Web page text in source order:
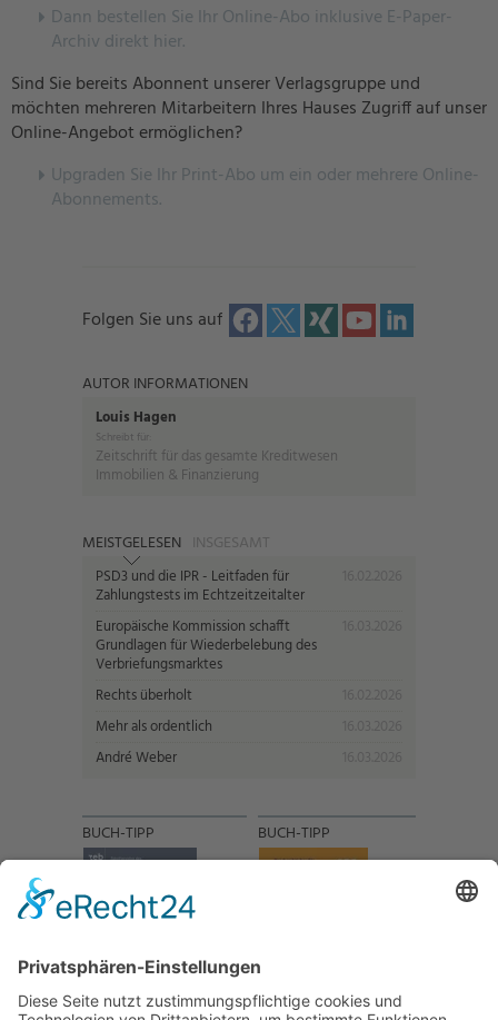
Dann bestellen Sie Ihr Online-Abo inklusive E-Paper-
Archiv direkt hier.
Sind Sie bereits Abonnent unserer Verlagsgruppe und
möchten mehreren Mitarbeitern Ihres Hauses Zugriff auf unser
Online-Angebot ermöglichen?
Upgraden Sie Ihr Print-Abo um ein oder mehrere Online-
Abonnements.
Folgen Sie uns auf
AUTOR INFORMATIONEN
Louis Hagen
Schreibt für:
Zeitschrift für das gesamte Kreditwesen
Immobilien & Finanzierung
MEISTGELESEN INSGESAMT
PSD3 und die IPR - Leitfaden für
Zahlungstests im Echtzeitzeitalter
Europäische Kommission schafft
Grundlagen für Wiederbelebung des
Verbriefungsmarktes
Rechts überholt
Mehr als ordentlich
André Weber
BUCH-TIPP BUCH-TIPP